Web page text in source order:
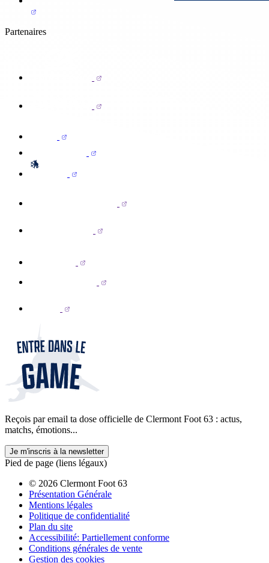
Partenaires
Reçois par email ta dose officielle de Clermont Foot 63 : actus,
matchs, émotions...
Je m'inscris à la newsletter
Pied de page (liens légaux)
© 2026 Clermont Foot 63
Présentation Générale
Mentions légales
Politique de confidentialité
Plan du site
Accessibilité: Partiellement conforme
Conditions générales de vente
Gestion des cookies